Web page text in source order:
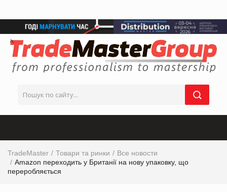
TradeMaster Товари та ринки
Все новости
Amazon переходить у Британії на нову упаковку, що
переробляється